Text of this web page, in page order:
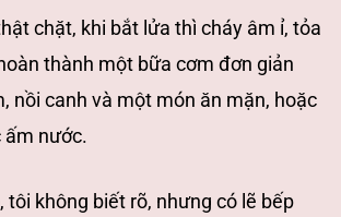
chặt, khi bắt lửa thì cháy âm ỉ, tỏa
thành một bữa cơm đơn giản
nồi canh và một món ăn mặn, hoặc
nước.
tôi không biết rõ, nhưng có lẽ bếp